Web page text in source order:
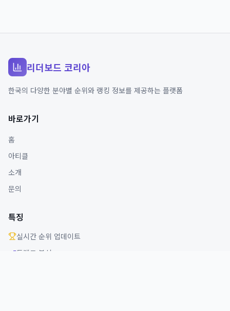
리더보드 코리아
한국의 다양한 분야별 순위와 랭킹 정보를 제공하는 플랫폼
바로가기
홈
아티클
소개
문의
특징
실시간 순위 업데이트
트렌드 분석